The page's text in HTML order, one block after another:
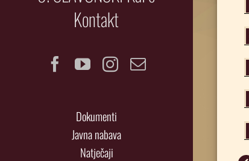
Kontakt
Facebook
YouTubeInstagram
Email
Dokumenti
Javna nabava
Natječaji